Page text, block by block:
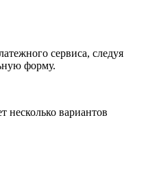
сервиса, следуя
форму.
несколько вариантов